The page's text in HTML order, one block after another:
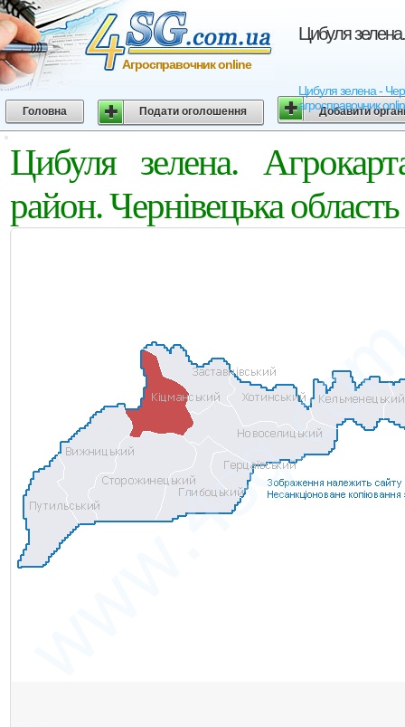
Цибуля
Цибуля зелена -
агросправочник
Агросправочник online
Головна Подати оголошення Добавити
Цибуля зелена.
район. Чернівецька область